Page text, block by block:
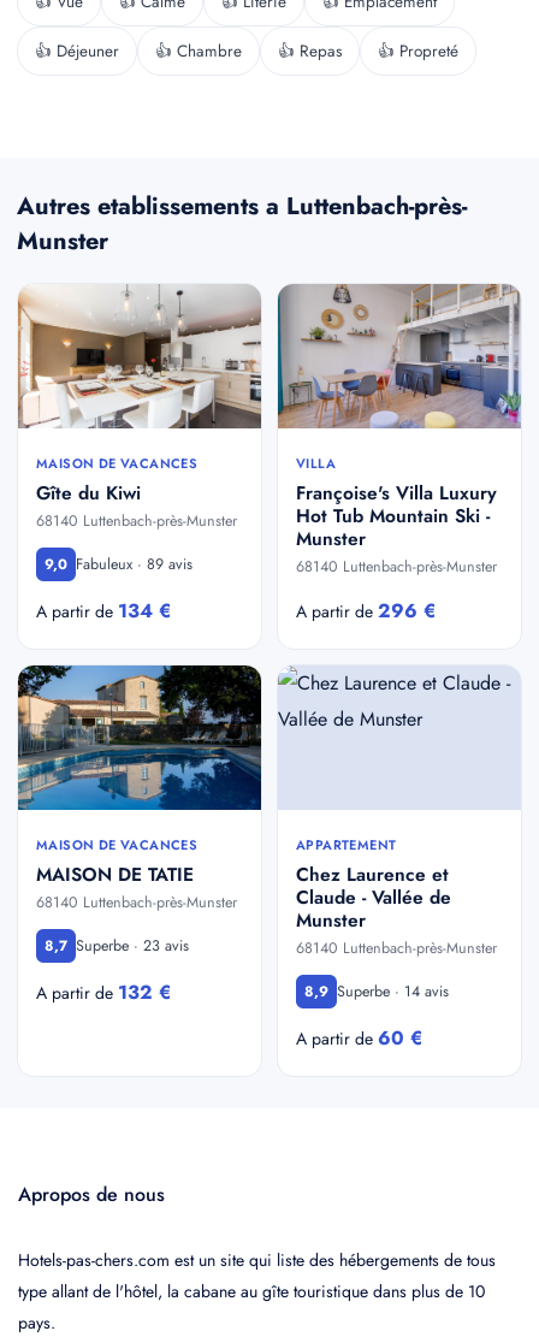
👍 Déjeuner 👍 Chambre 👍 Repas 👍 Propreté
Autres etablissements a Luttenbach-près-
Munster
MAISON DE VACANCES
Gîte du Kiwi
68140 Luttenbach-près-Munster
9,0 Fabuleux · 89 avis
A partir de 134 €
VILLA
Françoise's Villa Luxury
Hot Tub Mountain Ski -
Munster
68140 Luttenbach-près-Munster
A partir de 296 €
MAISON DE VACANCES
MAISON DE TATIE
68140 Luttenbach-près-Munster
8,7 Superbe · 23 avis
A partir de 132 €
APPARTEMENT
Chez Laurence et
Claude - Vallée de
Munster
68140 Luttenbach-près-Munster
8,9 Superbe · 14 avis
A partir de 60 €
Apropos de nous
Hotels-pas-chers.com est un site qui liste des hébergements de tous
type allant de l'hôtel, la cabane au gîte touristique dans plus de 10
pays.